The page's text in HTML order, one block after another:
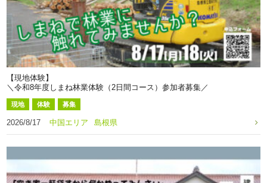
【現地体験】
＼令和8年度しまね林業体験（2日間コース）参加者募集／
現地 体験 募集
2026/8/17 中国エリア 島根県